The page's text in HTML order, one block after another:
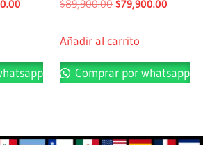
$89,900.00 $79,900.00
Añadir al carrito
Comprar por whatsapp